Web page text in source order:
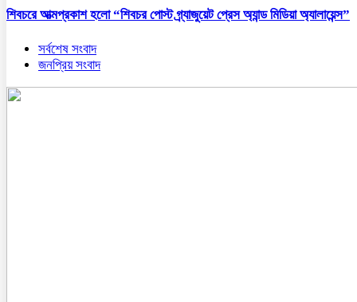
শিবচরে আত্মপ্রকাশ হলো “শিবচর পোস্ট গ্র্যাজুয়েট প্রেস অ্যান্ড মিডিয়া অ্যালায়েন্স”
সর্বশেষ সংবাদ
জনপ্রিয় সংবাদ